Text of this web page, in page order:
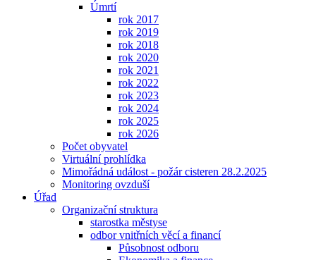
Úmrtí
rok 2017
rok 2019
rok 2018
rok 2020
rok 2021
rok 2022
rok 2023
rok 2024
rok 2025
rok 2026
Počet obyvatel
Virtuální prohlídka
Mimořádná událost - požár cisteren 28.2.2025
Monitoring ovzduší
Úřad
Organizační struktura
starostka městyse
odbor vnitřních věcí a financí
Působnost odboru